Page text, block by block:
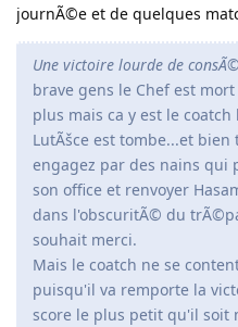
journÃ©e et de quelques
Une victoire lourde de
brave gens le Chef est
plus mais ca y est le
LutÃšce est tombe...et
engagez par des nains qui
son office et renvoyer
dans l'obscuritÃ© du
souhait merci.
Mais le coatch ne se
puisqu'il va remporte la
score le plus petit qu'il soit